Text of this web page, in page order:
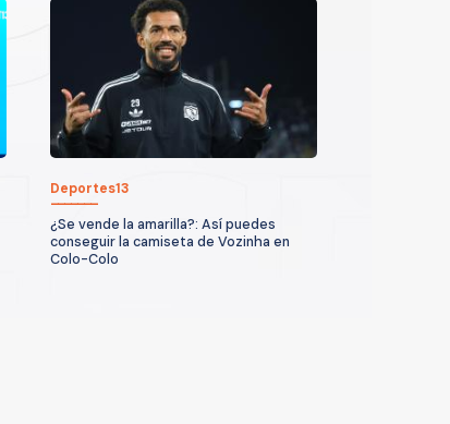
Deportes13
¿Se vende la amarilla?: Así puedes
conseguir la camiseta de Vozinha en
Colo-Colo